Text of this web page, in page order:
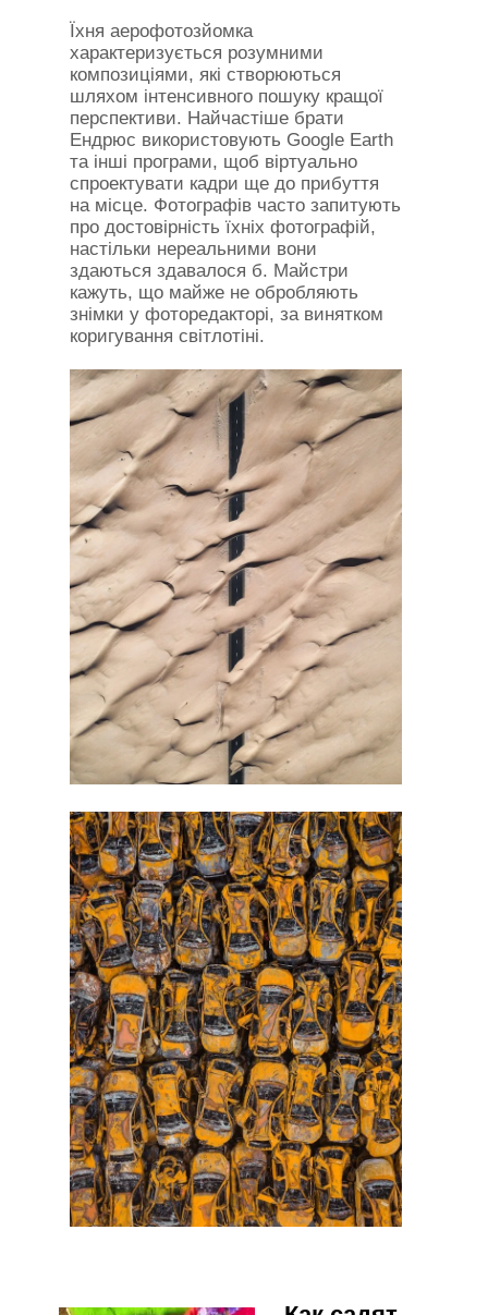
Їхня аерофотозйомка
характеризується розумними
композиціями, які створюються
шляхом інтенсивного пошуку кращої
перспективи. Найчастіше брати
Ендрюс використовують Google Earth
та інші програми, щоб віртуально
спроектувати кадри ще до прибуття
на місце. Фотографів часто запитують
про достовірність їхніх фотографій,
настільки нереальними вони
здаються здавалося б. Майстри
кажуть, що майже не обробляють
знімки у фоторедакторі, за винятком
коригування світлотіні.